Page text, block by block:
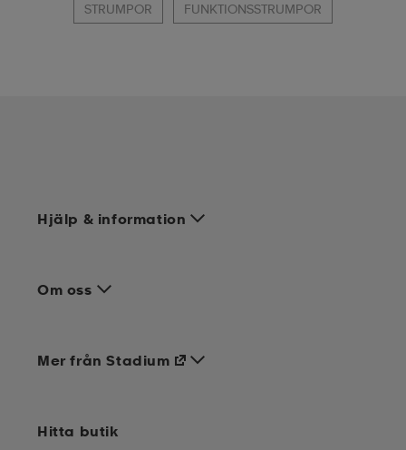
STRUMPOR FUNKTIONSSTRUMPOR
Hjälp & information
Om oss
Mer från Stadium
Hitta butik